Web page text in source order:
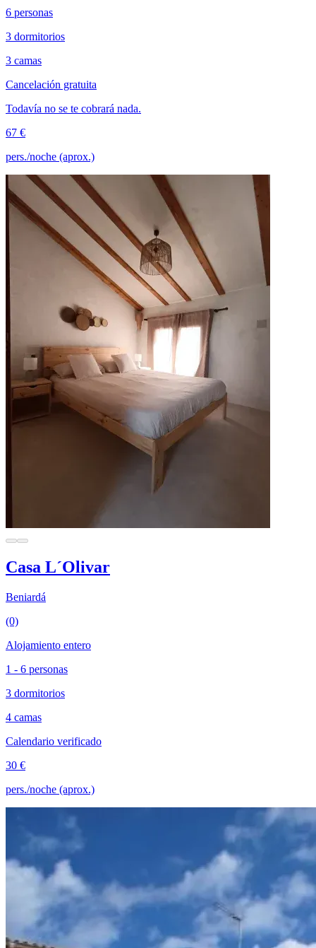
6 personas
3 dormitorios
3 camas
Cancelación gratuita
Todavía no se te cobrará nada.
67 €
pers./noche (aprox.)
Casa L´Olivar
Beniardá
(0)
Alojamiento entero
1 - 6 personas
3 dormitorios
4 camas
Calendario verificado
30 €
pers./noche (aprox.)